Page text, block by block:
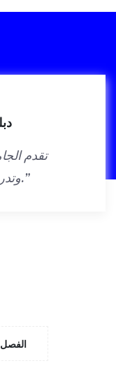
دبلومالجمهور الفرنسي مع شريكنا”
الفصل 2